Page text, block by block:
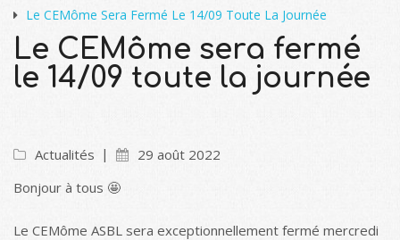
Le CEMôme Sera Fermé Le 14/09 Toute La Journée
Le CEMôme sera fermé
le 14/09 toute la journée
Actualités
29 août 2022
Bonjour à tous 🤩
Le CEMôme ASBL sera exceptionnellement fermé mercredi